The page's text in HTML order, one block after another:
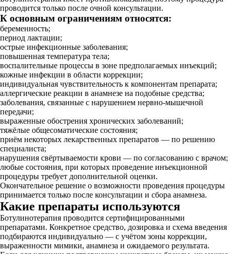
проводится только после очной консультации.
К основным ограничениям относятся:
беременность;
период лактации;
острые инфекционные заболевания;
повышенная температура тела;
воспалительные процессы в зоне предполагаемых инъекций;
кожные инфекции в области коррекции;
индивидуальная чувствительность к компонентам препарата;
аллергические реакции в анамнезе на подобные средства;
заболевания, связанные с нарушением нервно-мышечной
передачи;
выраженные обострения хронических заболеваний;
тяжёлые общесоматические состояния;
приём некоторых лекарственных препаратов — по решению
специалиста;
нарушения свёртываемости крови — по согласованию с врачом;
любые состояния, при которых проведение инъекционной
процедуры требует дополнительной оценки.
Окончательное решение о возможности проведения процедуры
принимается только после консультации и сбора анамнеза.
Какие препараты используются
Ботулинотерапия проводится сертифицированными
препаратами. Конкретное средство, дозировка и схема введения
подбираются индивидуально — с учётом зоны коррекции,
выраженности мимики, анамнеза и ожидаемого результата.